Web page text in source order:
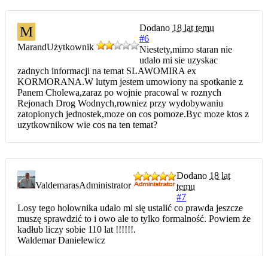
M
MarandUżytkownik
Dodano 18 lat temu
#6
Niestety,mimo staran nie
udalo mi sie uzyskac
zadnych informacji na temat SLAWOMIRA ex
KORMORANA.W lutym jestem umowiony na spotkanie z
Panem Cholewa,zaraz po wojnie pracowal w roznych
Rejonach Drog Wodnych,rowniez przy wydobywaniu
zatopionych jednostek,moze on cos pomoze.Byc moze ktos z
uzytkownikow wie cos na ten temat?
ValdemarasAdministrator
Dodano 18 lat
temu
#7
Losy tego holownika udało mi się ustalić co prawda jeszcze
muszę sprawdzić to i owo ale to tylko formalność. Powiem że
kadłub liczy sobie 110 lat !!!!!!.
Waldemar Danielewicz